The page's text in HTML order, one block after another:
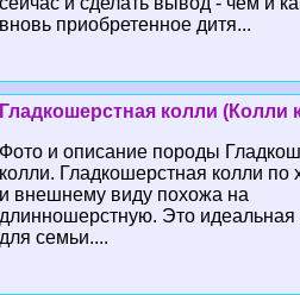
вновь приобретенное дитя...
Гладкошерстная колли (Колли
Фото и описание породы
колли. Гладкошерстная колли по
и внешнему виду похожа на
длинношерстную. Это идеальная
для семьи....